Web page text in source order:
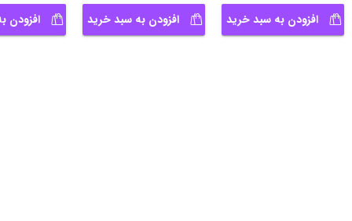
افزودن به سبد خرید
افزودن به سبد خرید
افزودن